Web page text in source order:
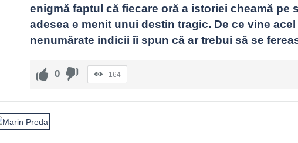
enigmă faptul că fiecare oră a istoriei cheamă pe
adesea e menit unui destin tragic. De ce vine
nenumărate indicii îi spun că ar trebui să se
0 164